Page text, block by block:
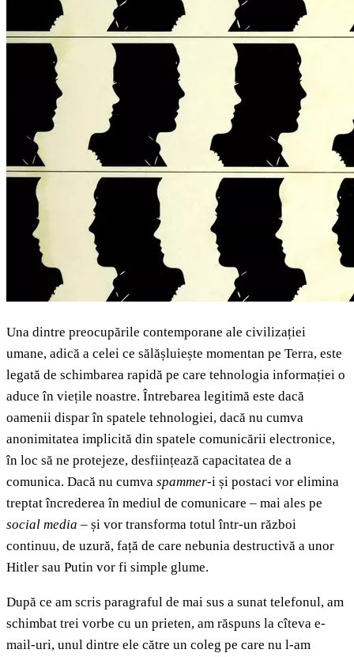
Una dintre preocupările contemporane ale civilizației
umane, adică a celei ce sălășluiește momentan pe Terra, este
legată de schimbarea rapidă pe care tehnologia informației o
aduce în viețile noastre. Întrebarea legitimă este dacă
oamenii dispar în spatele tehnologiei, dacă nu cumva
anonimitatea implicită din spatele comunicării electronice,
în loc să ne protejeze, desființează capacitatea de a
comunica. Dacă nu cumva spammer-i și postaci vor elimina
treptat încrederea în mediul de comunicare – mai ales pe
social media – și vor transforma totul într-un război
continuu, de uzură, față de care nebunia destructivă a unor
Hitler sau Putin vor fi simple glume.
După ce am scris paragraful de mai sus a sunat telefonul, am
schimbat trei vorbe cu un prieten, am răspuns la cîteva e-
mail-uri, unul dintre ele către un coleg pe care nu l-am